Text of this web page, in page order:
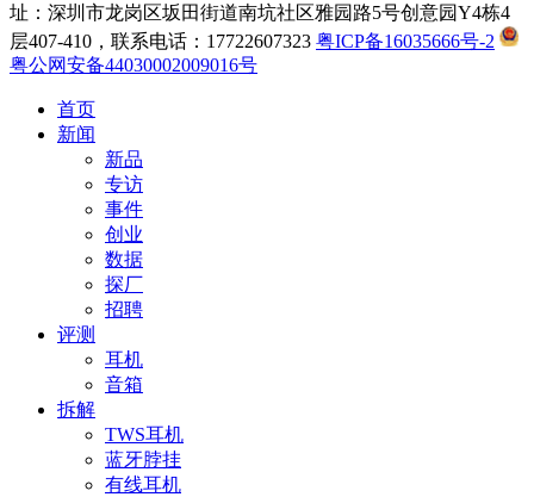
址：深圳市龙岗区坂田街道南坑社区雅园路5号创意园Y4栋4
层407-410，联系电话：17722607323 粤ICP备16035666号-2
粤公网安备44030002009016号
首页
新闻
新品
专访
事件
创业
数据
探厂
招聘
评测
耳机
音箱
拆解
TWS耳机
蓝牙脖挂
有线耳机